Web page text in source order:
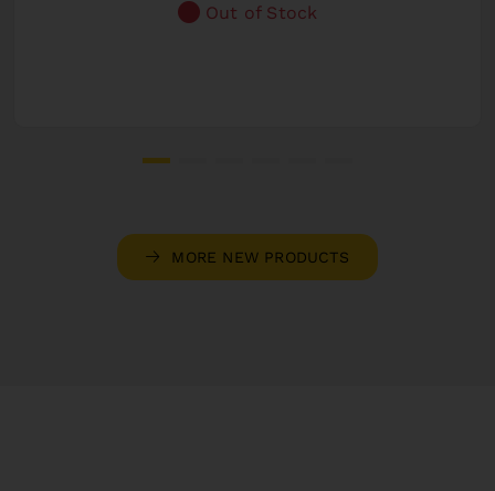
Out of Stock
MORE NEW PRODUCTS